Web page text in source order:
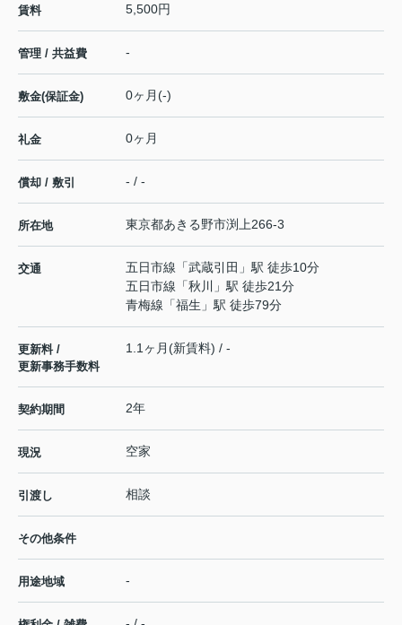
賃料 5,500円
管理 / 共益費 -
敷金(保証金) 0ヶ月(-)
礼金 0ヶ月
償却 / 敷引 - / -
所在地 東京都あきる野市渕上266-3
交通 五日市線 「武蔵引田 」駅 徒歩10分
五日市線 「秋川
」駅 徒歩21分
青梅線 「福生 」駅 徒歩79分
更新料 /
更新事務手数料
1.1ヶ月(新賃料) / -
契約期間 2年
現況 空家
引渡し 相談
その他条件
用途地域 -